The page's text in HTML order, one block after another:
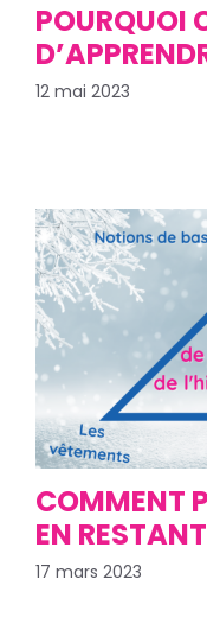
POURQUOI
12 mai 2023
COMMENT
EN
17 mars 2023